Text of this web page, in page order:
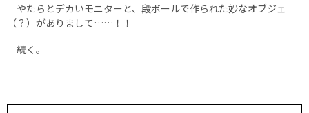
やたらとデカいモニターと、段ボールで作られた妙なオブジェ
（？）がありまして……！！
続く。